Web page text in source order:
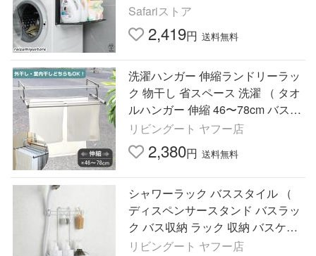
ラック 一時置き 磁石 強力 収納 省
スペース
Safariストア
2,419円 送料無料
洗濯ハンガー 伸縮ランドリーラッ
ク 物干し 省スペース 洗濯 （ タオ
ルハンガー 伸縮 46〜78cm バスタ
オルハンガー ラック ベランダ ）
リビングート ヤフー店
2,380円 送料無料
シャワーラック バススタイル （
ディスペンサースタンド バスラッ
ク バス収納 ラック 収納 バスケッ
ト ）
リビングート ヤフー店